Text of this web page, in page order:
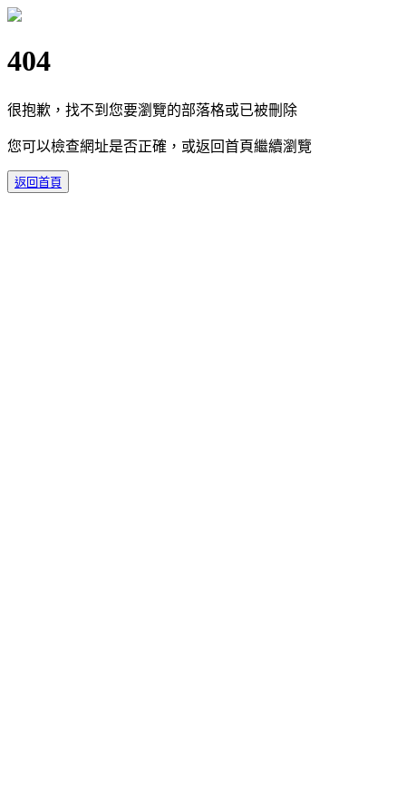
404
很抱歉，找不到您要瀏覽的部落格或已被刪除
您可以檢查網址是否正確，或返回首頁繼續瀏覽
返回首頁